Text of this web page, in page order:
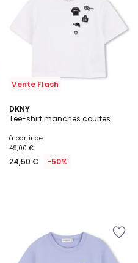
Vente Flash
DKNY
Tee-shirt manches courtes
à partir de
49,00 €
24,50 € -50%